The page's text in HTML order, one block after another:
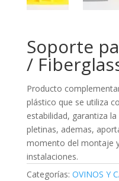
Soporte
/
Producto
plástico que se utiliza
estabilidad, garantiza
pletinas, ademas,
momento del montaje
instalaciones.
Categorías: OVINOS Y